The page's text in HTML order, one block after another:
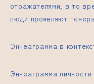
отражателями, в то
люди проявляют
Эннеаграмма в
Эннеаграмма личности